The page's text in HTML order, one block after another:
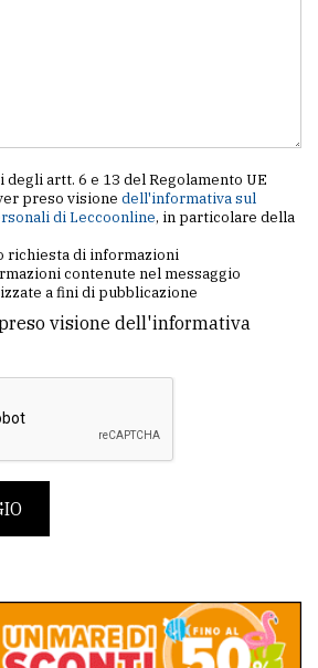
artt. 6 e 13 del Regolamento UE
preso visione dell'informativa sul
di Leccoonline, in particolare della
richiesta di informazioni
contenute nel messaggio
a fini di pubblicazione
visione dell'informativa